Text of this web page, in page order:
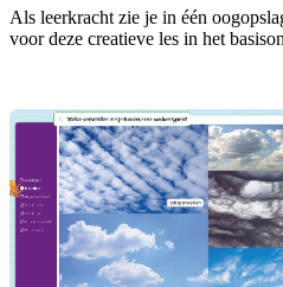
Als leerkracht zie je in één
voor deze creatieve les in het